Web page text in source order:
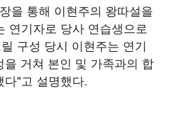
을 통해 이현주의 왕따설을
연기자로 당사 연습생으로
구성 당시 이현주는 연기
거쳐 본인 및 가족과의 합
"고 설명했다.